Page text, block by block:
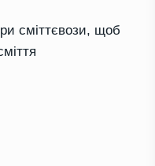
сміттєвози, щоб